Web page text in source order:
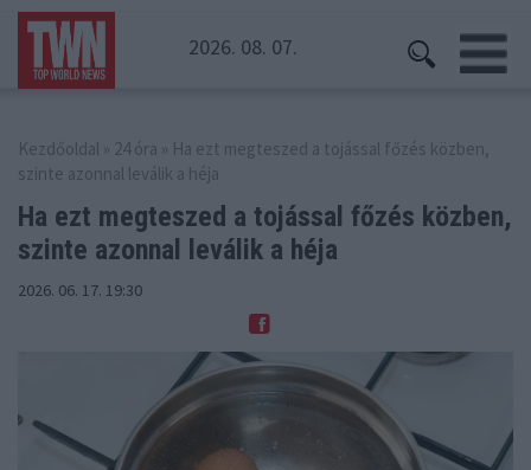
2026. 08. 07.
Kezdőoldal » 24 óra » Ha ezt megteszed a tojással főzés közben,
szinte azonnal leválik a héja
Ha ezt megteszed a tojással főzés közben,
szinte azonnal leválik a héja
2026. 06. 17. 19:30